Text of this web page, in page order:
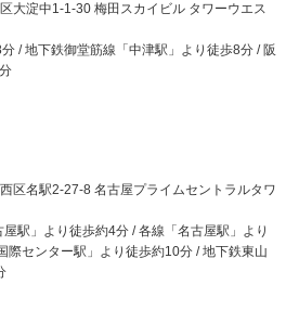
大淀中1-1-30 梅田スカイビル タワーウエス
/ 地下鉄御堂筋線「中津駅」より徒歩8分 / 阪
区名駅2-27-8 名古屋プライムセントラルタワ
駅」より徒歩約4分 / 各線「名古屋駅」より
際センター駅」より徒歩約10分 / 地下鉄東山